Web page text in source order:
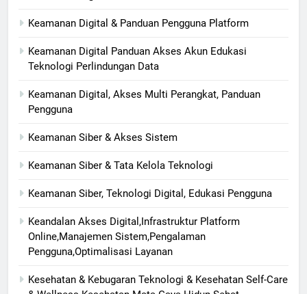
Keamanan Digital & Panduan Pengguna Platform
Keamanan Digital Panduan Akses Akun Edukasi
Teknologi Perlindungan Data
Keamanan Digital, Akses Multi Perangkat, Panduan
Pengguna
Keamanan Siber & Akses Sistem
Keamanan Siber & Tata Kelola Teknologi
Keamanan Siber, Teknologi Digital, Edukasi Pengguna
Keandalan Akses Digital,Infrastruktur Platform
Online,Manajemen Sistem,Pengalaman
Pengguna,Optimalisasi Layanan
Kesehatan & Kebugaran Teknologi & Kesehatan Self-Care